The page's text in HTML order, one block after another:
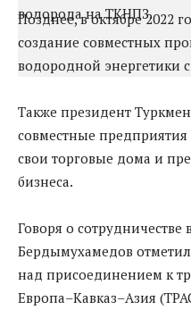
водорода на ТКНПЗ.
Позднее, в октябре 2022
создание совместных
водородной энергетики
Также президент
совместные
свои торговые дома и
бизнеса.
Говоря о сотрудничестве
Бердымухамедов
над присоединением к
Европа–Кавказ–Азия